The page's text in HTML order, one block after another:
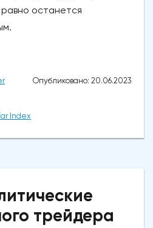
останется
Опубликовано: 20.06.2023
Index
трейдера